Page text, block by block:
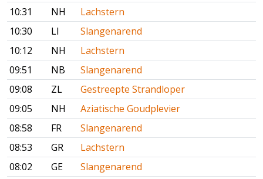
10:31
NH
Lachstern
10:30
LI
Slangenarend
10:12
NH
Lachstern
09:51
NB
Slangenarend
09:08
ZL
Gestreepte Strandloper
09:05
NH
Aziatische Goudplevier
08:58
FR
Slangenarend
08:53
GR
Lachstern
08:02
GE
Slangenarend